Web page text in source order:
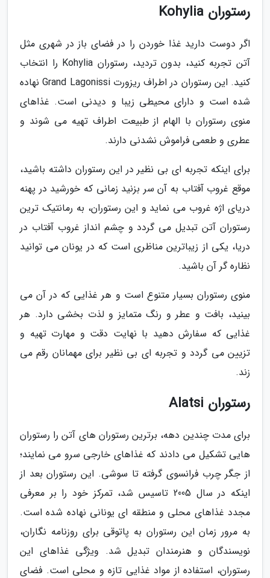
رستوران Kohylia
اگر دوست دارید غذا خوردن را در فضای باز در شهری مثل
آتن تجربه کنید، بدون تردید، رستوران Kohylia را انتخاب
کنید. این رستوران در اطراف ریزورت Grand Lagonissi نهاده
شده است و دارای محیطی زیبا و دیدنی است. غذاهای
منوی رستوران با الهام از طبیعت اطراف تهیه می شوند و
عطری و طعمی فراموش نشدنی دارند.
برای اینکه تجربه ای بی نظیر در این رستوران داشته باشید،
موقع غروب آفتاب به آن سر بزنید زمانی که خورشید در پهنه
دریای اژه غروب می نماید و این رستوران، به رمانتیک ترین
رستوران آتن تبدیل می گردد و چشم انداز غروب آفتاب در
دریا، یکی از زیباترین مناظری است که در یونان می توانید
نظاره گر آن باشید.
منوی رستوران بسیار متنوع است و هر غذایی که در آن می
بینید، بافت و عطر و رنگ متمایز و لذت بخشی دارد. هر
غذایی که سفارش دهید با نهایت دقت و مهارت تهیه و
تزیین می گردد و تجربه ای بی نظیر برای مهمانان رقم می
زند.
رستوران Alatsi
برای مدت چندین دهه، برترین رستوران های آتن را رستوران
هایی تشکیل می دادند که غذاهای خارجی سرو می نمایند؛
از جگر چرب فرانسوی گرفته تا سوشی. این رستوران بعد از
اینکه در سال 2005 تاسیس شد، تمرکز خود را بر معرفی
مجدد غذاهای محلی و منطقه ای یونانی نهاده شده است.
به مرور زمان این رستوران به پاتوقی برای روزنامه نگاران،
نویسندگان و هنرمندان تبدیل شد. ویژگی غذاهای این
رستوران، استفاده از مواد غذایی تازه و محلی است. فضای